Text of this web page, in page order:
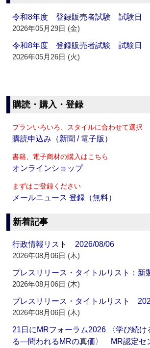
令和8年度 登録販売者試験 試験日
2026年05月29日 (金)
令和8年度 登録販売者試験 試験日
2026年05月26日 (火)
購読・購入・登録
プランいろいろ、スタイルに合わせて選択
購読申込み（新聞 / 電子版）
書籍、電子商材の購入はこちら
オンラインショップ
まずはご登録ください
メールニュース 登録（無料）
新着記事
行政情報リスト 2026/08/06
2026年08月06日 (木)
プレスリリース・タイトルリスト：
2026年08月06日 (木)
プレスリリース・タイトルリスト
2026年08月06日 (木)
21日にMRフォーラム2026 〈学び続け
る―問われるMRの真価〉 MR認定セ